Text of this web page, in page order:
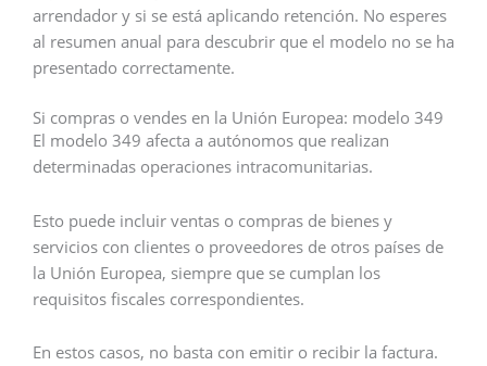
arrendador y si se está aplicando retención. No esperes
al resumen anual para descubrir que el modelo no se ha
presentado correctamente.
Si compras o vendes en la Unión Europea: modelo 349
El modelo 349 afecta a autónomos que realizan
determinadas operaciones intracomunitarias.
Esto puede incluir ventas o compras de bienes y
servicios con clientes o proveedores de otros países de
la Unión Europea, siempre que se cumplan los
requisitos fiscales correspondientes.
En estos casos, no basta con emitir o recibir la factura.